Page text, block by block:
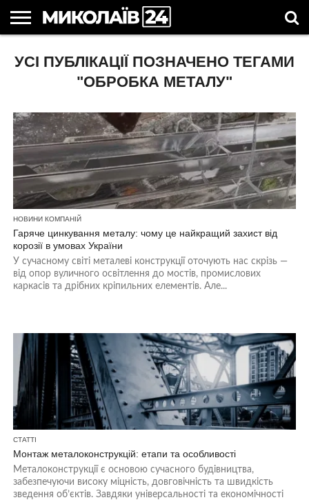
НОВИНИ
НОВИНИ
МИКОЛАЄВА
МИКОЛАЇВСЬКА
ОБЛАСТЬ
НОВИНИ
СПОРТУ
УКРАЇНА
ТА СВІТ
НОВИНИ
КОМПАНІЙ
АСТРОЛОГІЯ
СВЯТА
В
КОРИСНІ
СТАТТІ
УСІ ПУБЛІКАЦІЇ ПОЗНАЧЕНО ТЕГАМИ
"ОБРОБКА МЕТАЛУ"
НОВИНИ КОМПАНІЙ
Гаряче цинкування металу: чому це найкращий захист від
корозії в умовах України
У сучасному світі металеві конструкції оточують нас скрізь —
від опор вуличного освітлення до мостів, промислових
каркасів та дрібних кріпильних елементів. Але...
СТАТТІ
Монтаж металоконструкцій: етапи та особливості
Металоконструкції є основою сучасного будівництва,
забезпечуючи високу міцність, довговічність та швидкість
зведення об’єктів. Завдяки універсальності та економічності